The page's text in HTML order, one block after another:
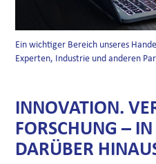
Ein wichtiger Bereich unseres
Experten, Industrie und anderen
INNOVATION.
FORSCHUNG –
DARÜBER